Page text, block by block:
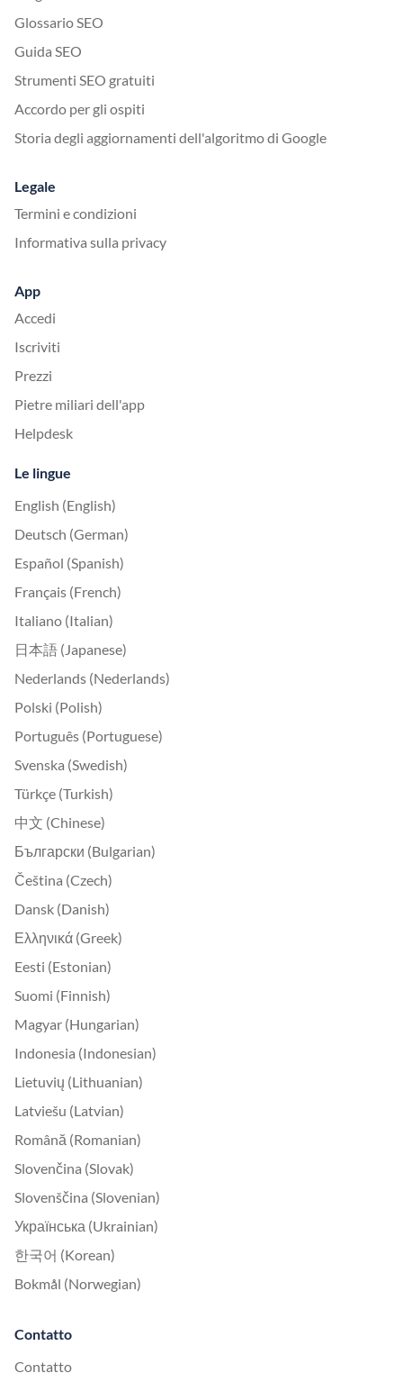
Glossario SEO
Guida SEO
Strumenti SEO gratuiti
Accordo per gli ospiti
Storia degli aggiornamenti dell'algoritmo di Google
Legale
Termini e condizioni
Informativa sulla privacy
App
Accedi
Iscriviti
Prezzi
Pietre miliari dell'app
Helpdesk
Le lingue
English (English)
Deutsch (German)
Español (Spanish)
Français (French)
Italiano (Italian)
日本語 (Japanese)
Nederlands (Nederlands)
Polski (Polish)
Português (Portuguese)
Svenska (Swedish)
Türkçe (Turkish)
中文 (Chinese)
Български (Bulgarian)
Čeština (Czech)
Dansk (Danish)
Ελληνικά (Greek)
Eesti (Estonian)
Suomi (Finnish)
Magyar (Hungarian)
Indonesia (Indonesian)
Lietuvių (Lithuanian)
Latviešu (Latvian)
Română (Romanian)
Slovenčina (Slovak)
Slovenščina (Slovenian)
Українська (Ukrainian)
한국어 (Korean)
Bokmål (Norwegian)
Contatto
Contatto